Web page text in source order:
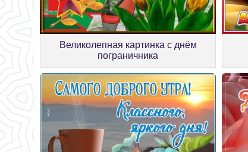
Великолепная картинка с днём
пограничника